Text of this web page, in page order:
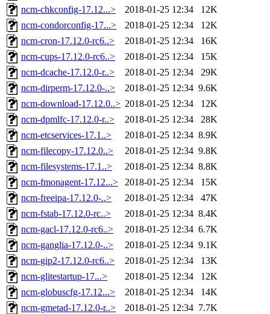
ncm-chkconfig-17.12...>
2018-01-25 12:34
12K
ncm-condorconfig-17...>
2018-01-25 12:34
12K
ncm-cron-17.12.0-rc6..>
2018-01-25 12:34
16K
ncm-cups-17.12.0-rc6..>
2018-01-25 12:34
15K
ncm-dcache-17.12.0-r..>
2018-01-25 12:34
29K
ncm-dirperm-17.12.0-..>
2018-01-25 12:34 9.6K
ncm-download-17.12.0..> 2018-01-25 12:34
12K
ncm-dpmlfc-17.12.0-r..>
2018-01-25 12:34
28K
ncm-etcservices-17.1..>
2018-01-25 12:34 8.9K
ncm-filecopy-17.12.0..>
2018-01-25 12:34 9.8K
ncm-filesystems-17.1..>
2018-01-25 12:34 8.8K
ncm-fmonagent-17.12...>
2018-01-25 12:34
15K
ncm-freeipa-17.12.0-..>
2018-01-25 12:34
47K
ncm-fstab-17.12.0-rc..>
2018-01-25 12:34 8.4K
ncm-gacl-17.12.0-rc6..>
2018-01-25 12:34 6.7K
ncm-ganglia-17.12.0-..>
2018-01-25 12:34 9.1K
ncm-gip2-17.12.0-rc6..>
2018-01-25 12:34
13K
ncm-glitestartup-17...>
2018-01-25 12:34
12K
ncm-globuscfg-17.12...>
2018-01-25 12:34
14K
ncm-gmetad-17.12.0-r..>
2018-01-25 12:34 7.7K